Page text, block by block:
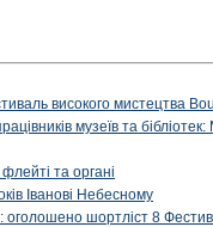
високого мистецтва
музеїв та
та органі
Іванові Небесному
оголошено шортліст 8